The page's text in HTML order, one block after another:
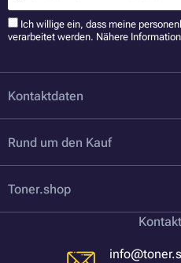
Ich willige ein, dass meine
verarbeitet werden. Nähere
Kontaktdaten
Rund um den Kauf
Toner.shop